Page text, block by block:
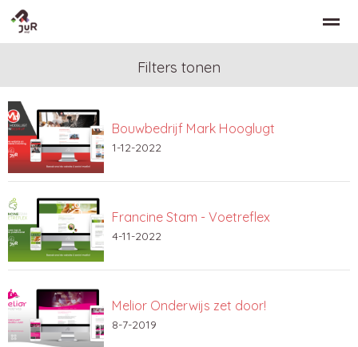
Home Zoeken Nieuws Bellen
Filters tonen
Bouwbedrijf Mark Hooglugt
1-12-2022
Francine Stam - Voetreflex
4-11-2022
Melior Onderwijs zet door!
8-7-2019